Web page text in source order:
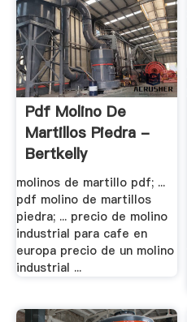
Pdf Molino De
Martillos Piedra -
Bertkelly
molinos de martillo pdf; ...
pdf molino de martillos
piedra; ... precio de molino
industrial para cafe en
europa precio de un molino
industrial ...